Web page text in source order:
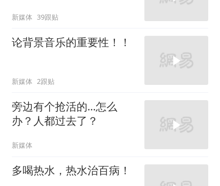
新媒体 39跟贴
论背景音乐的重要性！！
新媒体 2跟贴
旁边有个抢活的…怎么
办？人都过去了？
新媒体
多喝热水，热水治百病！